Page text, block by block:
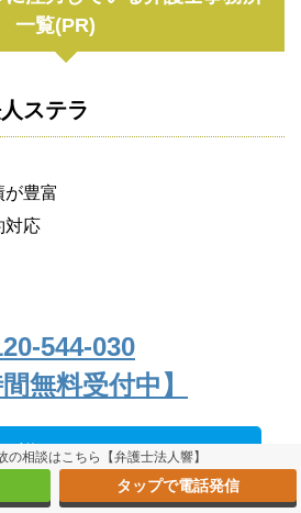
一覧(PR)
ステラ
豊富
対応
544-030
間無料受付中】
>詳細ページへ
の相談はこちら【弁護士法人響】
タップで電話発信